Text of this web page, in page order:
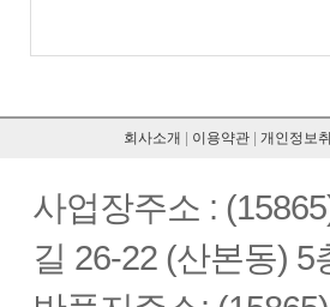
회사소개 이용약관 개인정보
사업장주소 :
길 26-22 (산본동) 5